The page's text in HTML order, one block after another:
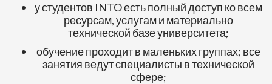
у студентов INTO есть полный доступ ко всем
ресурсам, услугам и материально
технической базе университета;
обучение проходит в маленьких группах; все
занятия ведут специалисты в технической
сфере;